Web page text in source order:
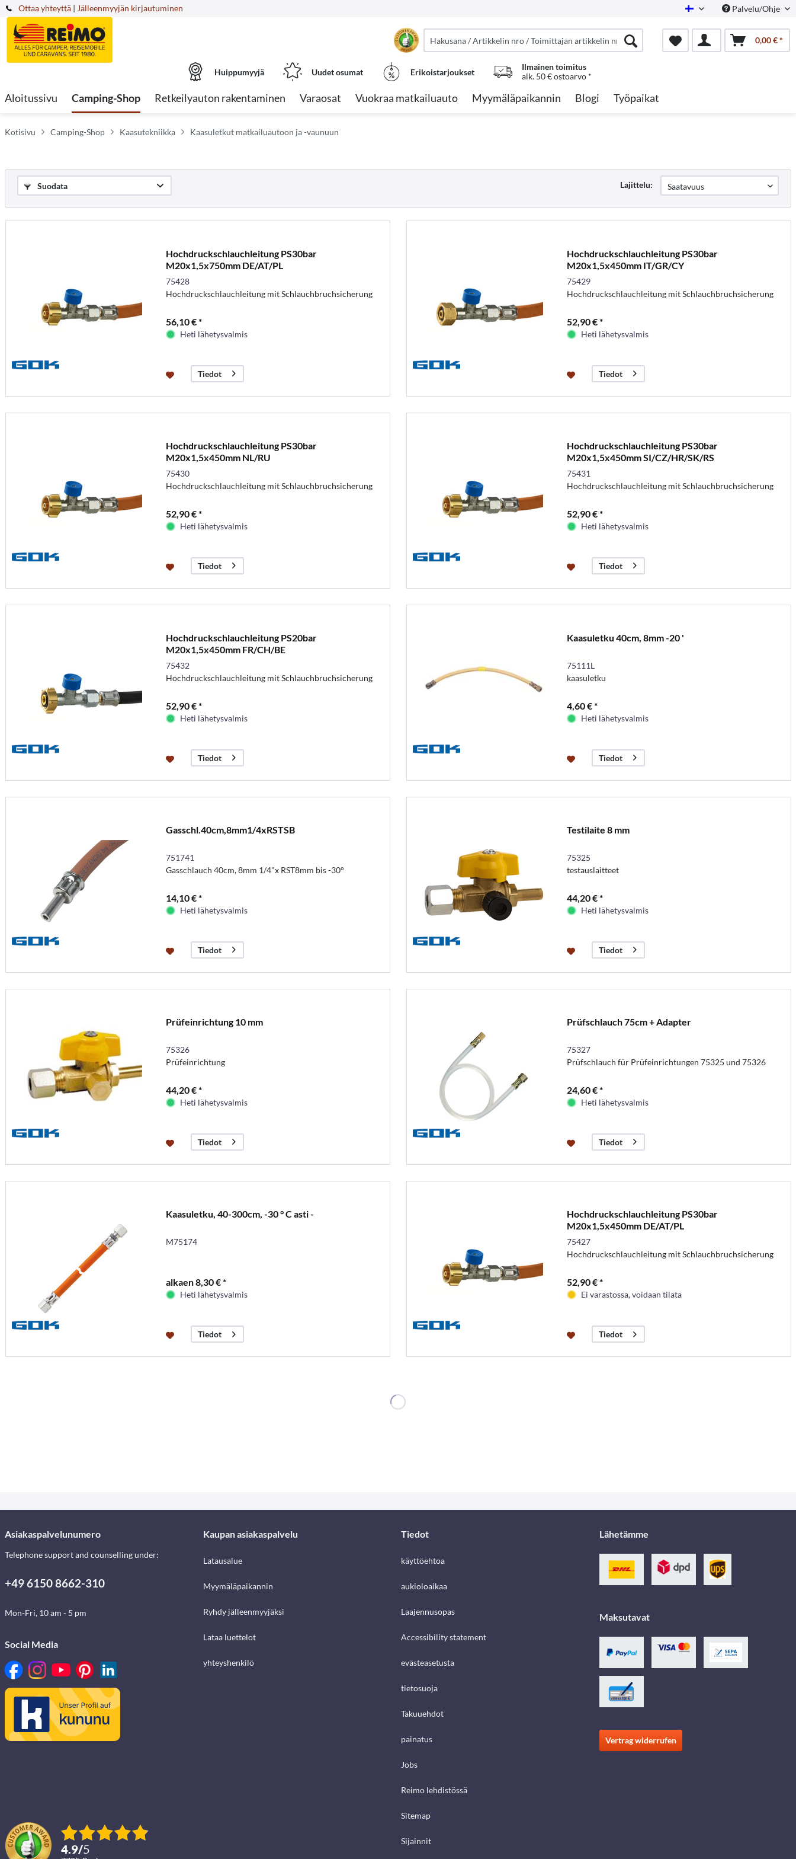
Ottaa yhteyttä Finnish Palvelu/Ohje
| Jälleenmyyjän kirjautuminen
0,00 € *
Huippumyyjä Uudet osumat Erikoistarjoukset
Ilmainen toimitus
alk. 50 € ostoarvo *
Aloitussivu Camping-Shop Retkeilyauton rakentaminen Varaosat Vuokraa matkailuauto Myymäläpaikannin Blogi Työpaikat
Kotisivu Camping-Shop Kaasutekniikka Kaasuletkut matkailuautoon ja -vaunuun
Suodata Lajittelu:
Hochdruckschlauchleitung PS30bar
M20x1,5x750mm DE/AT/PL
75428
Hochdruckschlauchleitung mit Schlauchbruchsicherung
56,10 € *
Heti lähetysvalmis
Tiedot
Hochdruckschlauchleitung PS30bar
M20x1,5x450mm IT/GR/CY
75429
Hochdruckschlauchleitung mit Schlauchbruchsicherung
52,90 € *
Heti lähetysvalmis
Tiedot
Hochdruckschlauchleitung PS30bar
M20x1,5x450mm NL/RU
75430
Hochdruckschlauchleitung mit Schlauchbruchsicherung
52,90 € *
Heti lähetysvalmis
Tiedot
Hochdruckschlauchleitung PS30bar
M20x1,5x450mm SI/CZ/HR/SK/RS
75431
Hochdruckschlauchleitung mit Schlauchbruchsicherung
52,90 € *
Heti lähetysvalmis
Tiedot
Hochdruckschlauchleitung PS20bar
M20x1,5x450mm FR/CH/BE
75432
Hochdruckschlauchleitung mit Schlauchbruchsicherung
52,90 € *
Heti lähetysvalmis
Tiedot
Kaasuletku 40cm, 8mm -20 '
75111L
kaasuletku
4,60 € *
Heti lähetysvalmis
Tiedot
Gasschl.40cm,8mm1/4xRSTSB
751741
Gasschlauch 40cm, 8mm 1/4"x RST8mm bis -30°
14,10 € *
Heti lähetysvalmis
Tiedot
Testilaite 8 mm
75325
testauslaitteet
44,20 € *
Heti lähetysvalmis
Tiedot
Prüfeinrichtung 10 mm
75326
Prüfeinrichtung
44,20 € *
Heti lähetysvalmis
Tiedot
Prüfschlauch 75cm + Adapter
75327
Prüfschlauch für Prüfeinrichtungen 75325 und 75326
24,60 € *
Heti lähetysvalmis
Tiedot
Kaasuletku, 40-300cm, -30 ° C asti -
M75174
alkaen 8,30 € *
Heti lähetysvalmis
Tiedot
Hochdruckschlauchleitung PS30bar
M20x1,5x450mm DE/AT/PL
75427
Hochdruckschlauchleitung mit Schlauchbruchsicherung
52,90 € *
Ei varastossa, voidaan tilata
Tiedot
Asiakaspalvelunumero
Telephone support and counselling under:
+49 6150 8662-310
Mon-Fri, 10 am - 5 pm
Social Media
4.9/5
Kaupan asiakaspalvelu
Latausalue
Myymäläpaikannin
Ryhdy jälleenmyyjäksi
Lataa luettelot
yhteyshenkilö
Tiedot
käyttöehtoa
aukioloaikaa
Laajennusopas
Accessibility statement
evästeasetusta
tietosuoja
Takuuehdot
painatus
Jobs
Reimo lehdistössä
Sitemap
Sijainnit
Lähetämme
Maksutavat
Vertrag widerrufen